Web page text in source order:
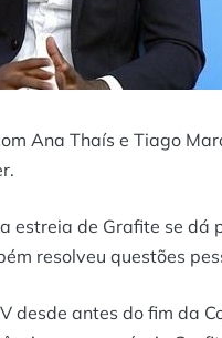
Ana Thaís e Tiago
estreia de Grafite se dá
resolveu questões
desde antes do fim da